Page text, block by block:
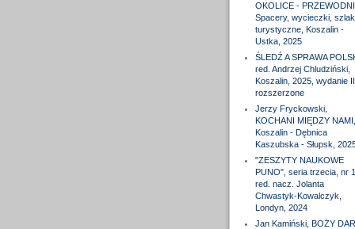
OKOLICE -
Spacery, wycieczki,
turystyczne, Koszalin -
Ustka, 2025
ŚLEDŹ A SPRAWA
red. Andrzej Chludziński,
Koszalin, 2025, wydanie II
rozszerzone
Jerzy Fryckowski,
KOCHANI MIĘDZY NAMI,
Koszalin - Dębnica
Kaszubska - Słupsk,
"ZESZYTY NAUKOWE
PUNO", seria trzecia, nr
red. nacz. Jolanta
Chwastyk-Kowalczyk,
Londyn, 2024
Jan Kamiński, BOŻY DAR.